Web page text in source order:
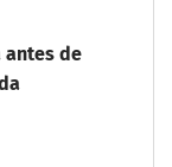
antes de